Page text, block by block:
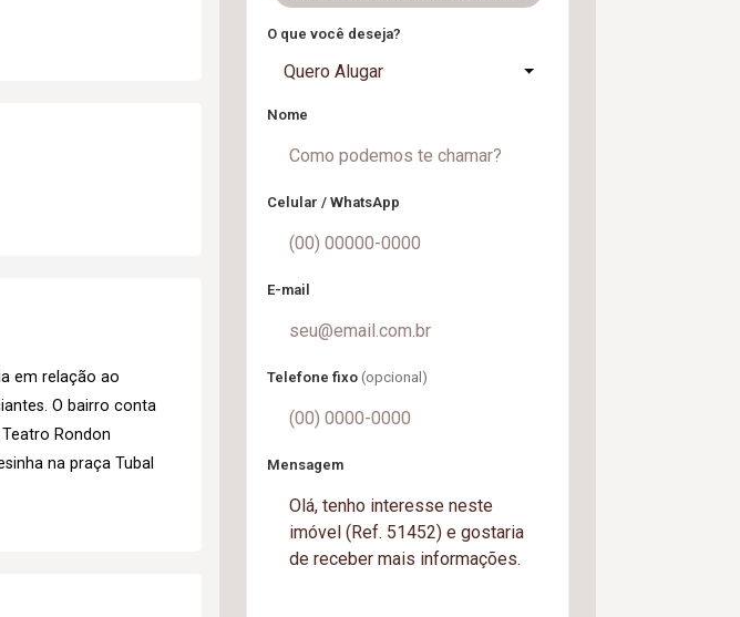
em relação ao
O bairro conta
Rondon
na praça Tubal
O que você deseja?
Quero Alugar
Nome
Celular / WhatsApp
E-mail
Telefone fixo (opcional)
Mensagem